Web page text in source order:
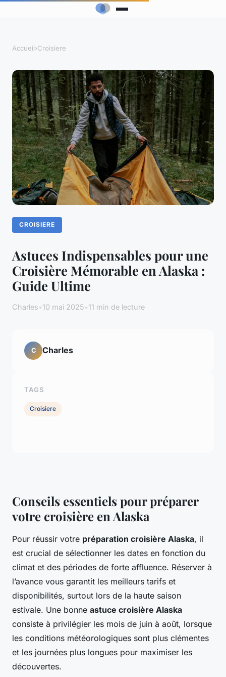
Accueil›Croisiere
CROISIERE
Astuces Indispensables pour une
Croisière Mémorable en Alaska :
Guide Ultime
Charles•10 mai 2025•11 min de lecture
Conseils essentiels pour préparer
votre croisière en Alaska
Pour réussir votre préparation croisière Alaska, il
est crucial de sélectionner les dates en fonction du
climat et des périodes de forte affluence. Réserver à
l’avance vous garantit les meilleurs tarifs et
disponibilités, surtout lors de la haute saison
estivale. Une bonne astuce croisière Alaska
consiste à privilégier les mois de juin à août, lorsque
les conditions météorologiques sont plus clémentes
et les journées plus longues pour maximiser les
découvertes.
C Charles
TAGS
Croisiere